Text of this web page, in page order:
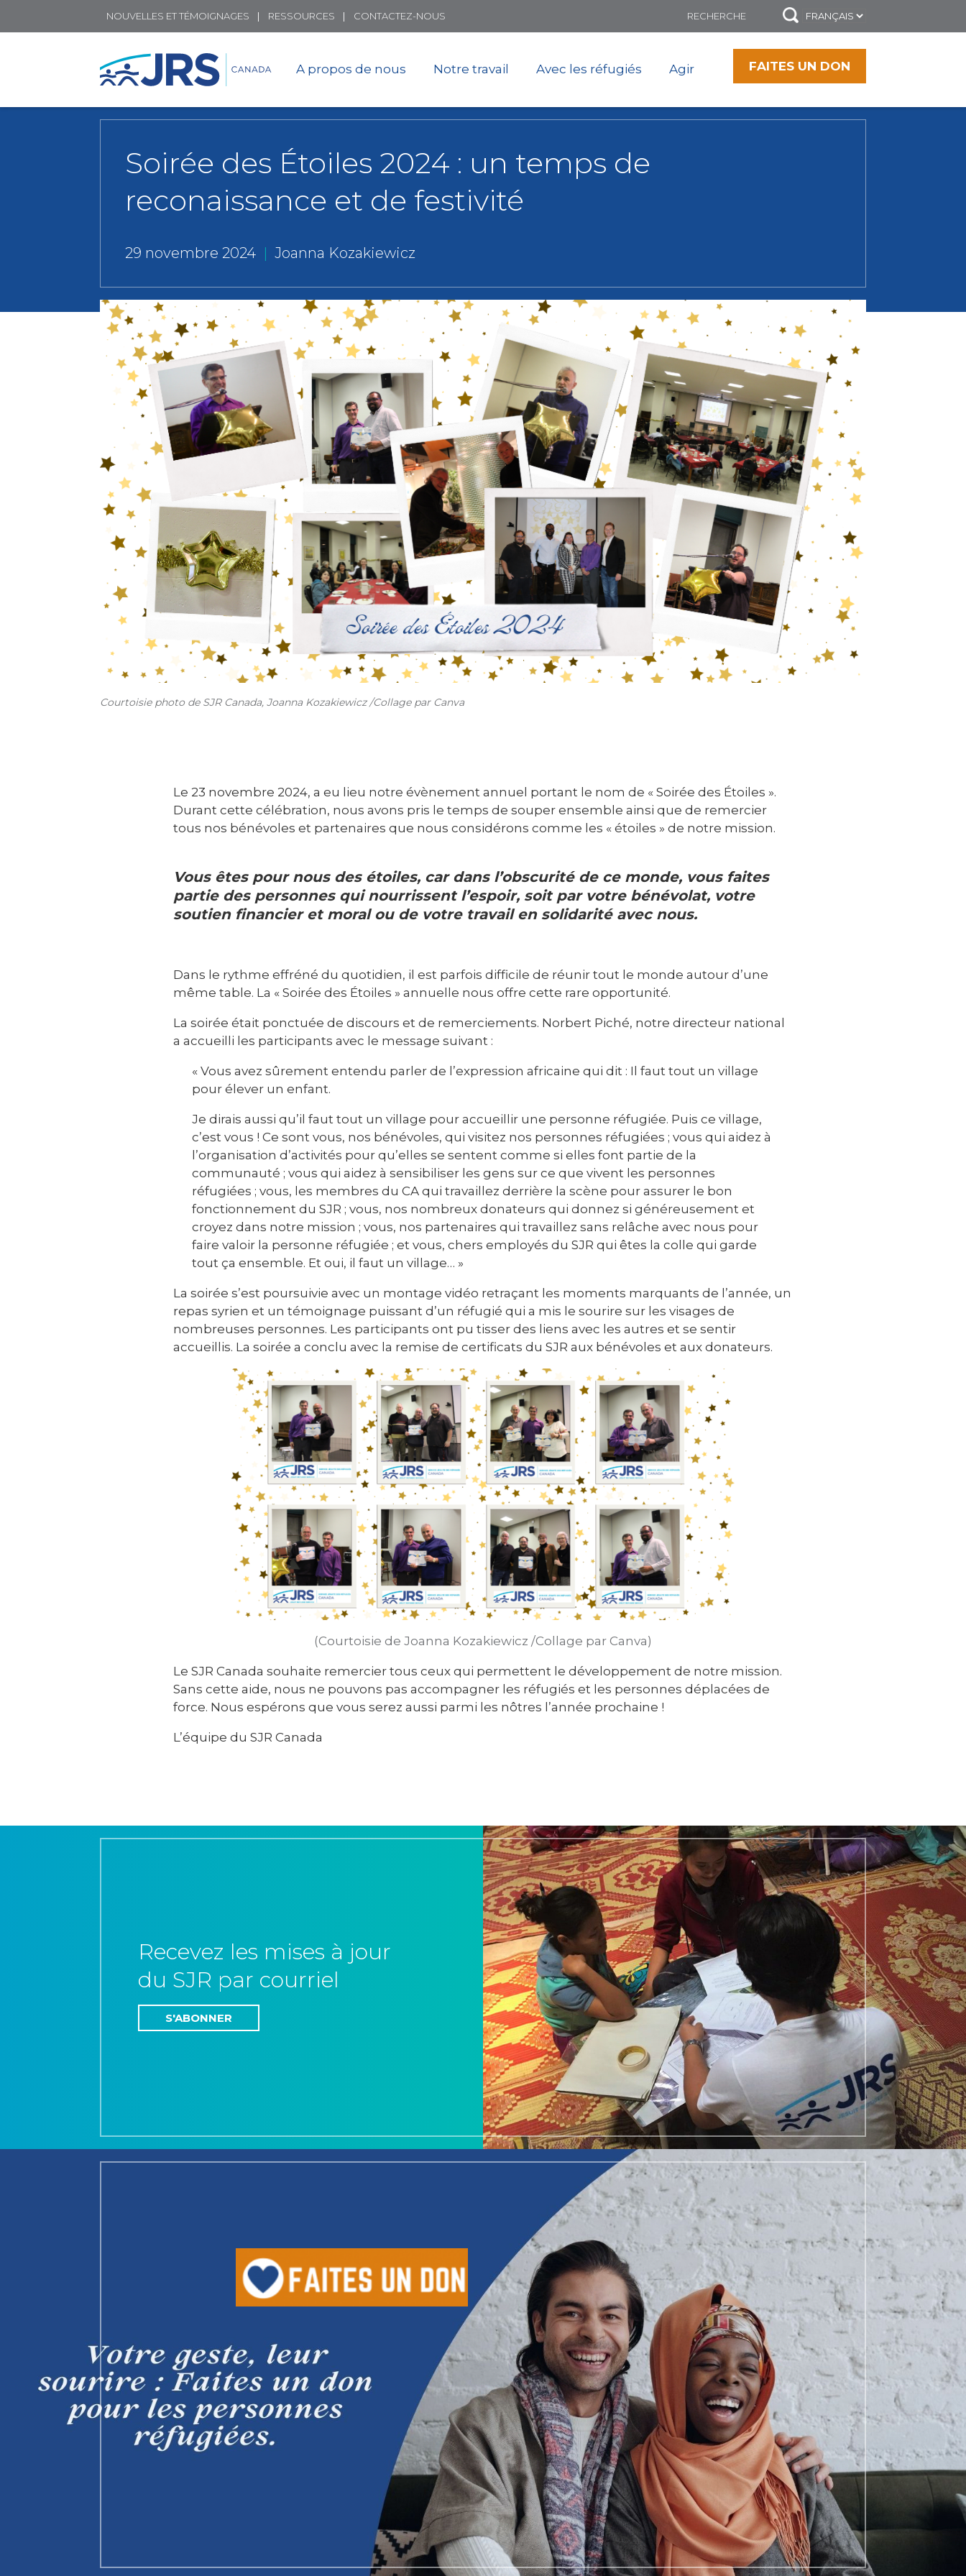
Skip
to
content
NOUVELLES ET TÉMOIGNAGES RESSOURCES CONTACTEZ-NOUS
A propos de nous Notre travail Avec les réfugiés Agir FAITES UN DON
Soirée des Étoiles 2024 : un temps de
reconaissance et de festivité
29 novembre 2024 | Joanna Kozakiewicz
Courtoisie photo de SJR Canada, Joanna Kozakiewicz /Collage par Canva
Le 23 novembre 2024, a eu lieu notre évènement annuel portant le nom de « Soirée des Étoiles ».
Durant cette célébration, nous avons pris le temps de souper ensemble ainsi que de remercier
tous nos bénévoles et partenaires que nous considérons comme les « étoiles » de notre mission.
Vous êtes pour nous des étoiles, car dans l’obscurité de ce monde, vous faites
partie des personnes qui nourrissent l’espoir, soit par votre bénévolat, votre
soutien financier et moral ou de votre travail en solidarité avec nous.
Dans le rythme effréné du quotidien, il est parfois difficile de réunir tout le monde autour d’une
même table. La « Soirée des Étoiles » annuelle nous offre cette rare opportunité.
La soirée était ponctuée de discours et de remerciements. Norbert Piché, notre directeur national
a accueilli les participants avec le message suivant :
« Vous avez sûrement entendu parler de l’expression africaine qui dit : Il faut tout un village
pour élever un enfant.
Je dirais aussi qu’il faut tout un village pour accueillir une personne réfugiée. Puis ce village,
c’est vous ! Ce sont vous, nos bénévoles, qui visitez nos personnes réfugiées ; vous qui aidez à
l’organisation d’activités pour qu’elles se sentent comme si elles font partie de la
communauté ; vous qui aidez à sensibiliser les gens sur ce que vivent les personnes
réfugiées ; vous, les membres du CA qui travaillez derrière la scène pour assurer le bon
fonctionnement du SJR ; vous, nos nombreux donateurs qui donnez si généreusement et
croyez dans notre mission ; vous, nos partenaires qui travaillez sans relâche avec nous pour
faire valoir la personne réfugiée ; et vous, chers employés du SJR qui êtes la colle qui garde
tout ça ensemble. Et oui, il faut un village… »
La soirée s’est poursuivie avec un montage vidéo retraçant les moments marquants de l’année, un
repas syrien et un témoignage puissant d’un réfugié qui a mis le sourire sur les visages de
nombreuses personnes. Les participants ont pu tisser des liens avec les autres et se sentir
accueillis. La soirée a conclu avec la remise de certificats du SJR aux bénévoles et aux donateurs.
(Courtoisie de Joanna Kozakiewicz /Collage par Canva)
Le SJR Canada souhaite remercier tous ceux qui permettent le développement de notre mission.
Sans cette aide, nous ne pouvons pas accompagner les réfugiés et les personnes déplacées de
force. Nous espérons que vous serez aussi parmi les nôtres l’année prochaine !
L’équipe du SJR Canada
Recevez les mises à jour
du SJR par courriel
S'ABONNER